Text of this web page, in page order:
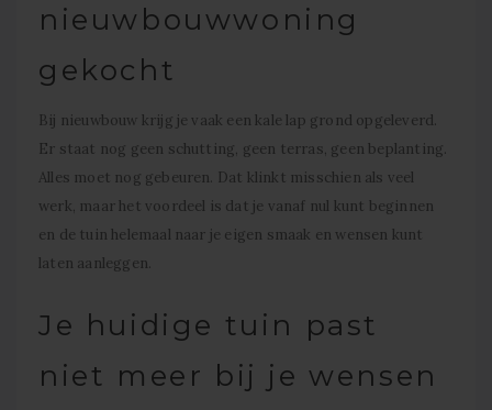
nieuwbouwwoning
gekocht
Bij nieuwbouw krijg je vaak een kale lap grond opgeleverd.
Er staat nog geen schutting, geen terras, geen beplanting.
Alles moet nog gebeuren. Dat klinkt misschien als veel
werk, maar het voordeel is dat je vanaf nul kunt beginnen
en de tuin helemaal naar je eigen smaak en wensen kunt
laten aanleggen.
Je huidige tuin past
niet meer bij je wensen